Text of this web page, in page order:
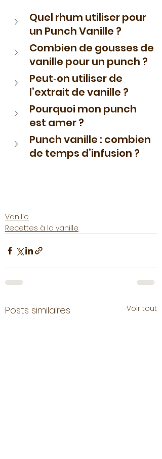
Quel rhum utiliser pour
un Punch Vanille ?
Combien de gousses de
vanille pour un punch ?
Peut‑on utiliser de
l’extrait de vanille ?
Pourquoi mon punch
est amer ?
Punch vanille : combien
de temps d’infusion ?
Vanille
Recettes à la vanille
Posts similaires Voir tout